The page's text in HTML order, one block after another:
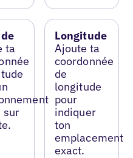
ta
sur
Longitude
Ajoute ta
coordonnée
de
longitude
pour
indiquer
ton
emplacement
exact.